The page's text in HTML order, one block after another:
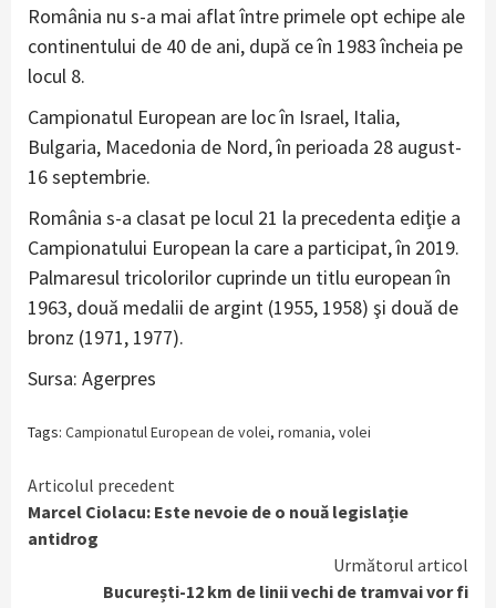
România nu s-a mai aflat între primele opt echipe ale
continentului de 40 de ani, după ce în 1983 încheia pe
locul 8.
Campionatul European are loc în Israel, Italia,
Bulgaria, Macedonia de Nord, în perioada 28 august-
16 septembrie.
România s-a clasat pe locul 21 la precedenta ediţie a
Campionatului European la care a participat, în 2019.
Palmaresul tricolorilor cuprinde un titlu european în
1963, două medalii de argint (1955, 1958) şi două de
bronz (1971, 1977).
Sursa: Agerpres
Tags: Campionatul European de volei, romania, volei
Continue
Reading
Articolul precedent
Marcel Ciolacu: Este nevoie de o nouă legislație
antidrog
Următorul articol
București-12 km de linii vechi de tramvai vor fi